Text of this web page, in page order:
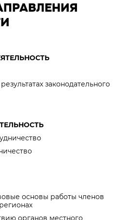
законодательного
основы работы членов
органов местного